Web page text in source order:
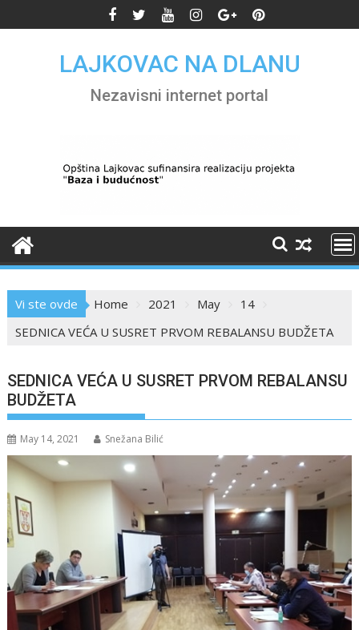
to
LAJKOVAC NA DLANU
Nezavisni internet portal
Vi ste ovde Home 2021 May
14
SEDNICA VEĆA U SUSRET PRVOM REBALANSU BUDŽETA
SEDNICA VEĆA U SUSRET PRVOM REBALANSU
BUDŽETA
May 14, 2021 Snežana Bilić